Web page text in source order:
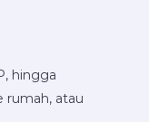
hingga
rumah, atau